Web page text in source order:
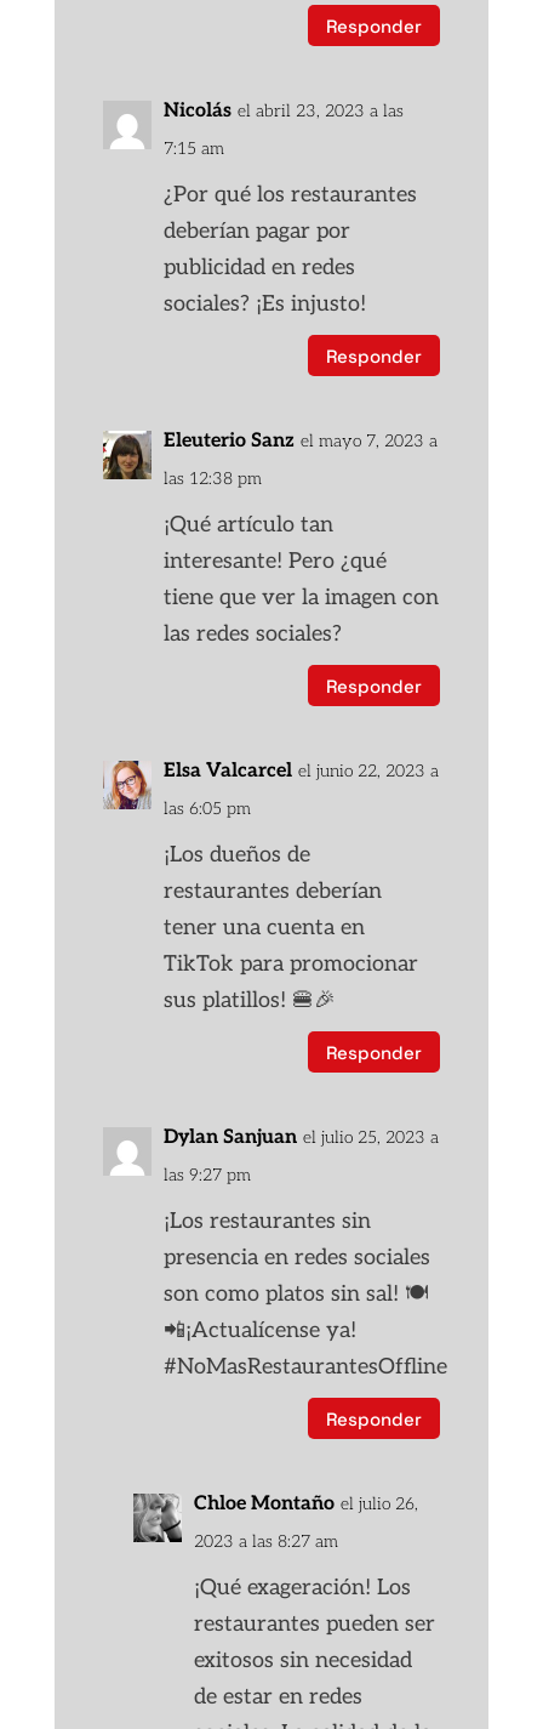
Responder
Nicolás el abril 23, 2023 a las
7:15 am
¿Por qué los restaurantes
deberían pagar por
publicidad en redes
sociales? ¡Es injusto!
Responder
Eleuterio Sanz el mayo 7, 2023 a
las 12:38 pm
¡Qué artículo tan
interesante! Pero ¿qué
tiene que ver la imagen con
las redes sociales?
Responder
Elsa Valcarcel el junio 22, 2023 a
las 6:05 pm
¡Los dueños de
restaurantes deberían
tener una cuenta en
TikTok para promocionar
sus platillos! 🍔🎉
Responder
Dylan Sanjuan el julio 25, 2023 a
las 9:27 pm
¡Los restaurantes sin
presencia en redes sociales
son como platos sin sal! 🍽️
📲¡Actualícense ya!
#NoMasRestaurantesOffline
Responder
Chloe Montaño el julio 26,
2023 a las 8:27 am
¡Qué exageración! Los
restaurantes pueden ser
exitosos sin necesidad
de estar en redes